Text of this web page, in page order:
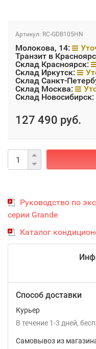
Артикул: RC-GDB105HN
Молокова, 14:
Транзит в
Склад Красноярск:
Склад Иркутск:
Склад Санкт-
Склад Москва:
Склад Новосибирск:
127 490 руб.
Руководство по
серии Grande
Каталог
Способ доставки
Курьер
В течение 1-3 дней
Самовывоз из